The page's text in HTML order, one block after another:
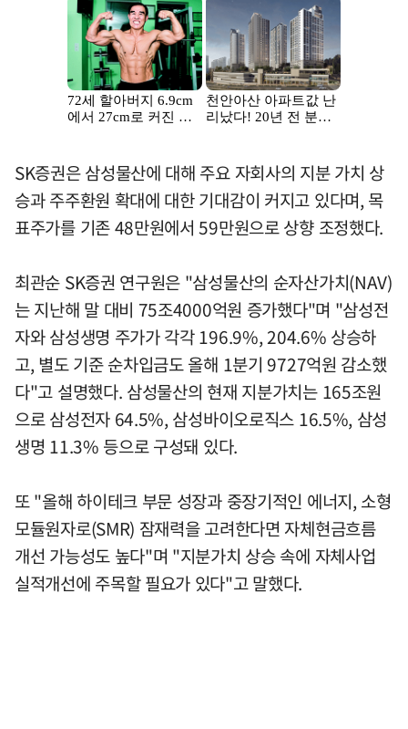
SK증권은 삼성물산에 대해 주요 자회사의 지분 가치 상
승과 주주환원 확대에 대한 기대감이 커지고 있다며, 목
표주가를 기존 48만원에서 59만원으로 상향 조정했다.
최관순 SK증권 연구원은 "삼성물산의 순자산가치(NAV)
는 지난해 말 대비 75조4000억원 증가했다"며 "삼성전
자와 삼성생명 주가가 각각 196.9%, 204.6% 상승하
고, 별도 기준 순차입금도 올해 1분기 9727억원 감소했
다"고 설명했다. 삼성물산의 현재 지분가치는 165조원
으로 삼성전자 64.5%, 삼성바이오로직스 16.5%, 삼성
생명 11.3% 등으로 구성돼 있다.
또 "올해 하이테크 부문 성장과 중장기적인 에너지, 소형
모듈원자로(SMR) 잠재력을 고려한다면 자체현금흐름
개선 가능성도 높다"며 "지분가치 상승 속에 자체사업
실적개선에 주목할 필요가 있다"고 말했다.